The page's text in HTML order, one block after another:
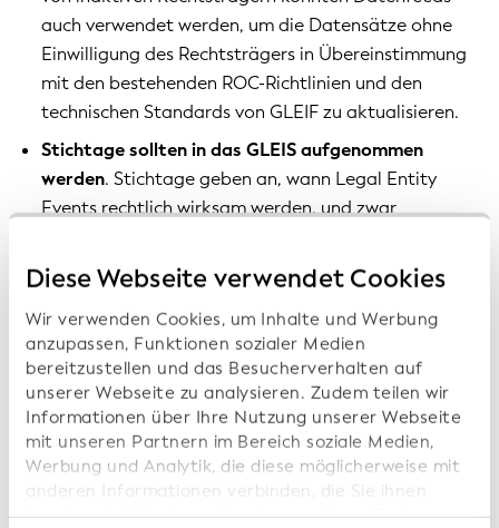
Diese Webseite verwendet Cookies
Wir verwenden Cookies, um Inhalte und Werbung
anzupassen, Funktionen sozialer Medien
bereitzustellen und das Besucherverhalten auf
unserer Webseite zu analysieren. Zudem teilen wir
Informationen über Ihre Nutzung unserer Webseite
mit unseren Partnern im Bereich soziale Medien,
Werbung und Analytik, die diese möglicherweise mit
anderen Informationen verbinden, die Sie ihnen
bereitgestellt haben oder die von diesen Partner
auch verwendet werden, um die Datensätze ohne
Einwilligung des Rechtsträgers in Übereinstimmung
mit den bestehenden ROC-Richtlinien und den
technischen Standards von GLEIF zu aktualisieren.
Stichtage sollten in das GLEIS aufgenommen
werden. Stichtage geben an, wann Legal Entity
Events rechtlich wirksam werden, und zwar
wenn sie in das GLEIS aufgenommen werden.
Rechtsträgersüber verschiedene Kanäle einfach
abrufen und verwenden können (also ganz gleich, ob
sie eine Benutzerschnittstelle, eine
Programmierschnittstelle oder herunterladbare
Dateien verwenden).
Komplexe Übernahmenwerden in der Kette der
Legal Entity Events so genau wie möglich gemäß